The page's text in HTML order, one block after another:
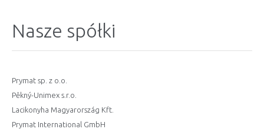
Nasze spółki
Prymat sp. z o.o.
Pěkný-Unimex s.r.o.
Lacikonyha Magyarország Kft.
Prymat International GmbH